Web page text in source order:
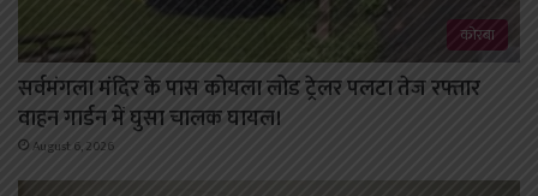
कोरबा
सर्वमंगला मंदिर के पास कोयला लोड ट्रेलर पलटा तेज रफ्तार
वाहन गार्डन में घुसा चालक घायल।
August 6, 2026